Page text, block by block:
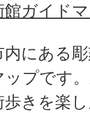
ガイド
内にある
ップです
歩きを楽